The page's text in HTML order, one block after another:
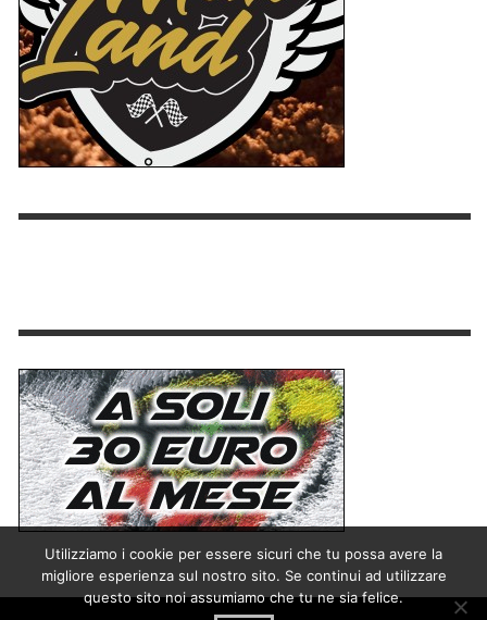
Utilizziamo i cookie per essere sicuri che tu possa avere la
migliore esperienza sul nostro sito. Se continui ad utilizzare
questo sito noi assumiamo che tu ne sia felice.